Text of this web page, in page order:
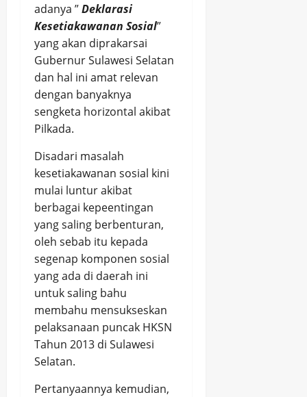
adanya ”Deklarasi
Kesetiakawanan Sosial”
yang akan diprakarsai
Gubernur Sulawesi Selatan
dan hal ini amat relevan
dengan banyaknya
sengketa horizontal akibat
Pilkada.
Disadari masalah
kesetiakawanan sosial kini
mulai luntur akibat
berbagai kepeentingan
yang saling berbenturan,
oleh sebab itu kepada
segenap komponen sosial
yang ada di daerah ini
untuk saling bahu
membahu mensukseskan
pelaksanaan puncak HKSN
Tahun 2013 di Sulawesi
Selatan.
Pertanyaannya kemudian,